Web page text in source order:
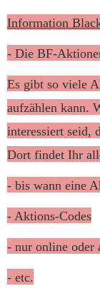
Information
- Die BF-
Es gibt so viele
aufzählen kann.
interessiert seid,
Dort findet Ihr
- bis wann eine
- Aktions-Codes
- nur online oder
- etc.